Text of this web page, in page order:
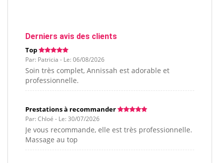
Derniers avis des clients
Top
Par: Patricia - Le: 06/08/2026
Soin très complet, Annissah est adorable et
professionnelle.
Prestations à recommander
Par: Chloé - Le: 30/07/2026
Je vous recommande, elle est très professionnelle.
Massage au top